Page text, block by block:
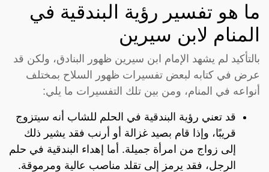
ما هو تفسير رؤية البندقية في
المنام لابن سيرين
بالتأكيد لم يشهد الإمام ابن سيرين ظهور البنادق، ولكن قد
عرض في كتابه لبعض تفسيرات ظهور السلاح بمختلف
أنواعه في المنام، ومن بين تلك التفسيرات ما يلي:
قد تعني رؤية البندقية في الحلم للشاب أنه سيتزوج
قريبًا، وإذا قام بصيد غزالة أو أرنب فقد يشير ذلك
إلى زواج من امرأة جميلة. أما إهداء البندقية في حلم
الرجل، فقد يرمز إلى تقلد مناصب عالية ومرموقة.